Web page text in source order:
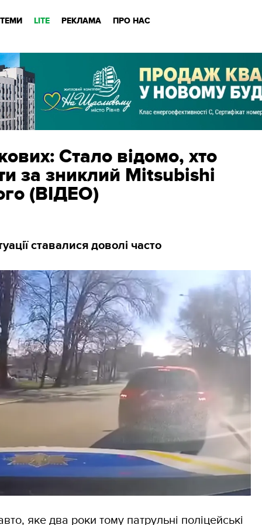
ТЕМИ LITE РЕКЛАМА ПРО НАС
Стало відомо, хто
за зниклий Mitsubishi
(ВІДЕО)
ставалися доволі часто
яке два роки тому патрульні поліцейські